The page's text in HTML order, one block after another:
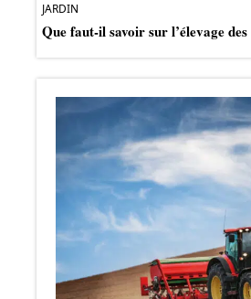
JARDIN
Que faut-il savoir sur l’élevage des